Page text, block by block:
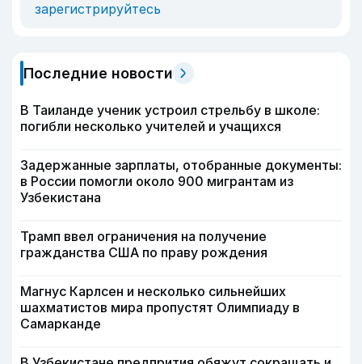
зарегистрируйтесь
Последние новости
В Таиланде ученик устроил стрельбу в школе:
погибли несколько учителей и учащихся
Задержанные зарплаты, отобранные документы:
в России помогли около 900 мигрантам из
Узбекистана
Трамп ввел ограничения на получение
гражданства США по праву рождения
Магнус Карлсен и несколько сильнейших
шахматистов мира пропустят Олимпиаду в
Самарканде